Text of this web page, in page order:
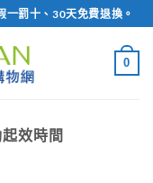
一罰十、30天免費退換。
0
效時間